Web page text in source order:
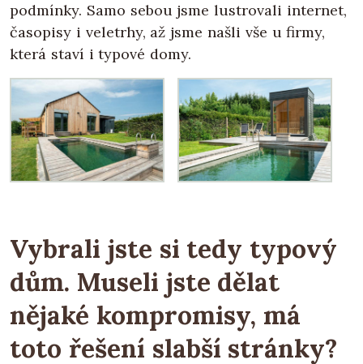
podmínky. Samo sebou jsme lustrovali internet,
časopisy i veletrhy, až jsme našli vše u firmy,
která staví i typové domy.
Vybrali jste si tedy typový
dům. Museli jste dělat
nějaké kompromisy, má
toto řešení slabší stránky?